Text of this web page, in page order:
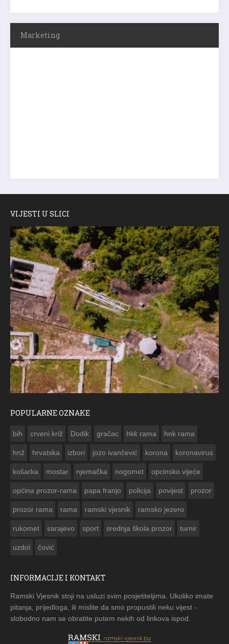
Marketing
VIJESTI U SLICI
POPULARNE OZNAKE
bih crveni križ Dodik gračac hkk rama hnk rama
hnž hrvatska izbori jozo ivančević korona koronavirus
košarka mostar njemačka nogomet opcinsko vijeće
općina prozor-rama papa franjo policija povijest prozor
prozor rama rama ramski vjesnik ramsko jezero
rukomet sarajevo sport srednja škola prozor turnir
uzdol čović
INFORMACIJE I KONTAKT
Ramski Vjesnik stoji na usluzi svim posjetiteljima. Ukoliko imate
pitanja, prijedloga, ili mislite da smo propustili neku vijest -
slobodno nam se obratite putem nekih od linkova ispod.